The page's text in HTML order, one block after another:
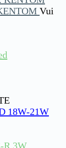
Vui
18W-21W